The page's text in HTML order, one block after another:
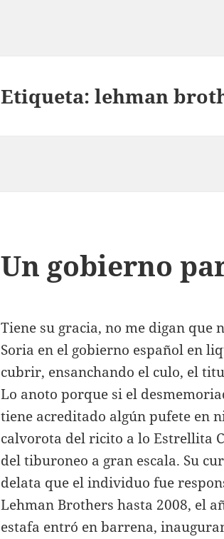
Etiqueta:lehman
Un gobierno
Tiene su gracia, no me digan que
Soria en el gobierno español en
cubrir, ensanchando el culo, el
Lo anoto porque si el
tiene acreditado algún pufete en
calvorota del ricito a lo Estrellita
del tiburoneo a gran escala. Su
delata que el individuo fue
Lehman Brothers hasta 2008, el
estafa entró en barrena,